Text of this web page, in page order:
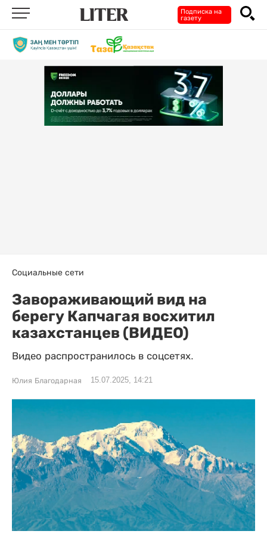
Подписка на
газету
Социальные сети
Завораживающий вид на
берегу Капчагая восхитил
казахстанцев (ВИДЕО)
Видео распространилось в соцсетях.
Юлия Благодарная 15.07.2025, 14:21